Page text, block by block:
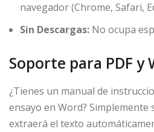
navegador (Chrome, Safari,
Sin Descargas: No ocupa
Soporte para PDF y
¿Tienes un manual de
ensayo en Word? Simplemente
extraerá el texto